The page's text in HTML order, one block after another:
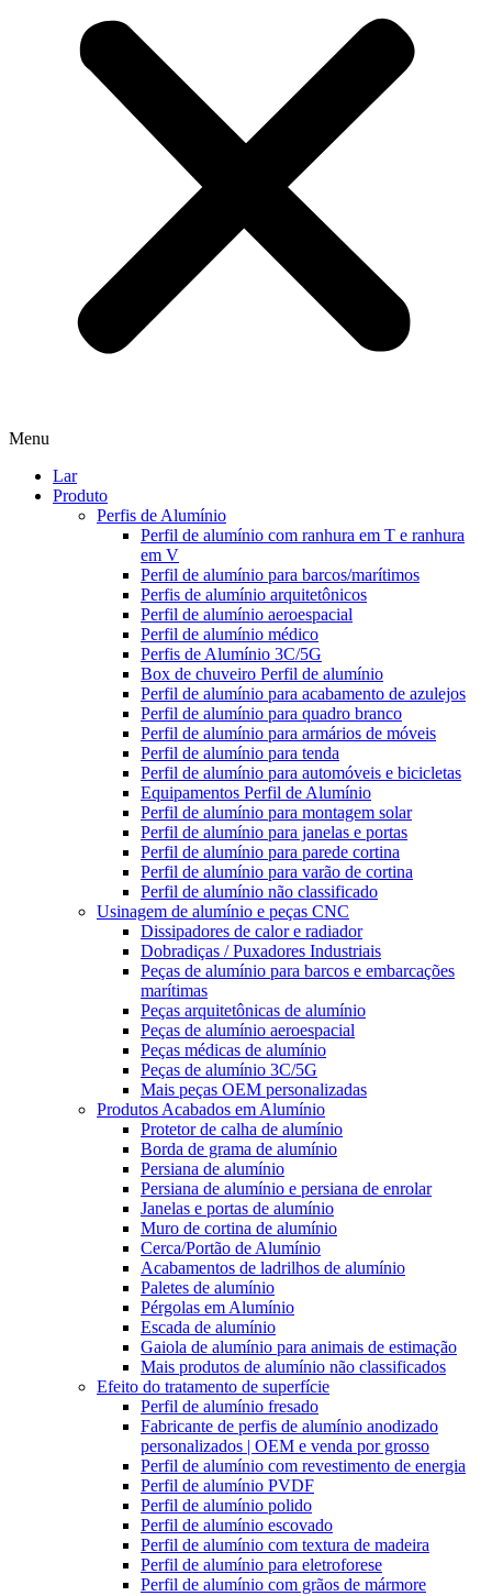
Menu
Lar
Produto
Perfis de Alumínio
Perfil de alumínio com ranhura em T e ranhura
em V
Perfil de alumínio para barcos/marítimos
Perfis de alumínio arquitetônicos
Perfil de alumínio aeroespacial
Perfil de alumínio médico
Perfis de Alumínio 3C/5G
Box de chuveiro Perfil de alumínio
Perfil de alumínio para acabamento de azulejos
Perfil de alumínio para quadro branco
Perfil de alumínio para armários de móveis
Perfil de alumínio para tenda
Perfil de alumínio para automóveis e bicicletas
Equipamentos Perfil de Alumínio
Perfil de alumínio para montagem solar
Perfil de alumínio para janelas e portas
Perfil de alumínio para parede cortina
Perfil de alumínio para varão de cortina
Perfil de alumínio não classificado
Usinagem de alumínio e peças CNC
Dissipadores de calor e radiador
Dobradiças / Puxadores Industriais
Peças de alumínio para barcos e embarcações
marítimas
Peças arquitetônicas de alumínio
Peças de alumínio aeroespacial
Peças médicas de alumínio
Peças de alumínio 3C/5G
Mais peças OEM personalizadas
Produtos Acabados em Alumínio
Protetor de calha de alumínio
Borda de grama de alumínio
Persiana de alumínio
Persiana de alumínio e persiana de enrolar
Janelas e portas de alumínio
Muro de cortina de alumínio
Cerca/Portão de Alumínio
Acabamentos de ladrilhos de alumínio
Paletes de alumínio
Pérgolas em Alumínio
Escada de alumínio
Gaiola de alumínio para animais de estimação
Mais produtos de alumínio não classificados
Efeito do tratamento de superfície
Perfil de alumínio fresado
Fabricante de perfis de alumínio anodizado
personalizados | OEM e venda por grosso
Perfil de alumínio com revestimento de energia
Perfil de alumínio PVDF
Perfil de alumínio polido
Perfil de alumínio escovado
Perfil de alumínio com textura de madeira
Perfil de alumínio para eletroforese
Perfil de alumínio com grãos de mármore